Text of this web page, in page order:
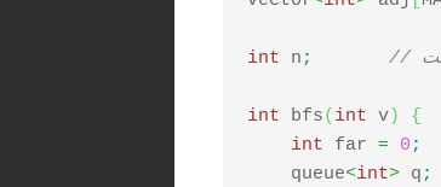
int n ;
int bfs( int v)
{
int far = 0 ;
    queue
<int> q ;